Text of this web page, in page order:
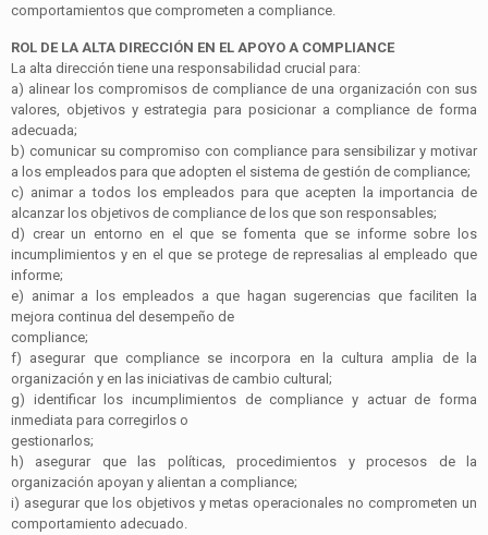
comportamientos que comprometen a compliance
ROL DE LA ALTA DIRECCIÓN EN EL APOYO A COMPLIANCE
La alta dirección tiene una responsabilidad crucial para:
a) alinear los compromisos de compliance de una organización con sus
valores, objetivos y estrategia para posicionar acompliance de forma
adecuada;
b) comunicar su compromiso con compliance para sensibilizar y motivar
a los empleados para que adopten el sistema de gestión de compliance;
c) animar a todos los empleados para que acepten la importancia de
alcanzar los objetivos de compliance de los que son responsables;
d) crear un entorno en el que se fomenta que se informe sobre los
incumplimientos y en el que se protege de represalias al empleado que
informe;
e) animar a los empleados a que hagan sugerencias que faciliten la
mejora continua del desempeño de
compliance;
f) asegurar que compliance se incorpora en la cultura amplia de la
organización y en las iniciativas de cambio cultural;
g) identificar los incumplimientos decompliancey actuar de forma
inmediata para corregirlos o
gestionarlos;
h) asegurar que las políticas, procedimientos y procesos de la
organización apoyan y alientan a compliance;
i) asegurar que los objetivos y metas operacionales no comprometen un
comportamiento adecuado.